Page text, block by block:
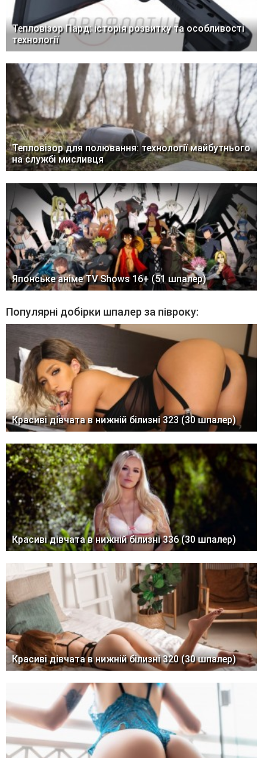
Тепловізор Пард: історія розвитку та особливості
технології
Тепловізор для полювання: технології майбутнього
на службі мисливця
Японське аніме TV Shows 16+ (51 шпалер)
Популярні добірки шпалер за півроку:
Красиві дівчата в нижній білизні 323 (30 шпалер)
Красиві дівчата в нижній білизні 336 (30 шпалер)
Красиві дівчата в нижній білизні 320 (30 шпалер)